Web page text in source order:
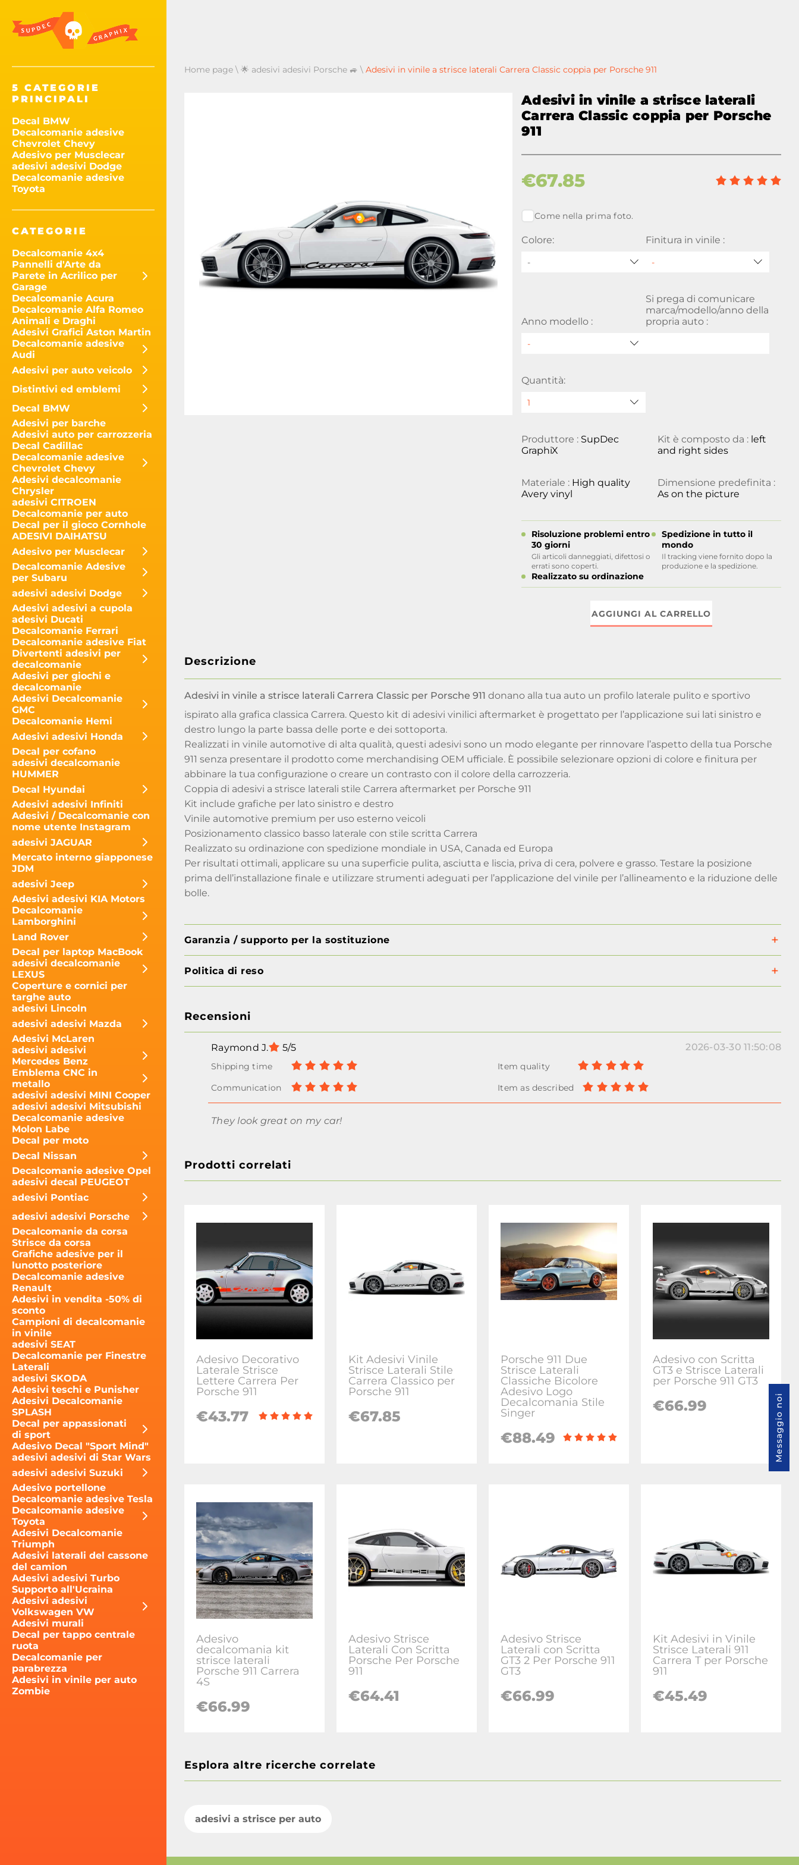
5 CATEGORIE
PRINCIPALI
Decal BMW
Decalcomanie adesive
Chevrolet Chevy
Adesivo per Musclecar
adesivi adesivi Dodge
Decalcomanie adesive
Toyota
CATEGORIE
Decalcomanie 4x4
Pannelli d'Arte da
Parete in Acrilico per
Garage
Decalcomanie Acura
Decalcomanie Alfa Romeo
Animali e Draghi
Adesivi Grafici Aston Martin
Decalcomanie adesive
Audi
Adesivi per auto veicolo
Distintivi ed emblemi
Decal BMW
Adesivi per barche
Adesivi auto per carrozzeria
Decal Cadillac
Decalcomanie adesive
Chevrolet Chevy
Adesivi decalcomanie
Chrysler
adesivi CITROEN
Decalcomanie per auto
Decal per il gioco Cornhole
ADESIVI DAIHATSU
Adesivo per Musclecar
Decalcomanie Adesive
per Subaru
adesivi adesivi Dodge
Adesivi adesivi a cupola
adesivi Ducati
Decalcomanie Ferrari
Decalcomanie adesive Fiat
Divertenti adesivi per
decalcomanie
Adesivi per giochi e
decalcomanie
Adesivi Decalcomanie
GMC
Decalcomanie Hemi
Adesivi adesivi Honda
Decal per cofano
adesivi decalcomanie
HUMMER
Decal Hyundai
Adesivi adesivi Infiniti
Adesivi / Decalcomanie con
nome utente Instagram
adesivi JAGUAR
Mercato interno giapponese
JDM
adesivi Jeep
Adesivi adesivi KIA Motors
Decalcomanie
Lamborghini
Land Rover
Decal per laptop MacBook
adesivi decalcomanie
LEXUS
Coperture e cornici per
targhe auto
adesivi Lincoln
adesivi adesivi Mazda
Adesivi McLaren
adesivi adesivi
Mercedes Benz
Emblema CNC in
metallo
adesivi adesivi MINI Cooper
adesivi adesivi Mitsubishi
Decalcomanie adesive
Molon Labe
Decal per moto
Decal Nissan
Decalcomanie adesive Opel
adesivi decal PEUGEOT
adesivi Pontiac
adesivi adesivi Porsche
Decalcomanie da corsa
Strisce da corsa
Grafiche adesive per il
lunotto posteriore
Decalcomanie adesive
Renault
Adesivi in ​​vendita -50% di
sconto
Campioni di decalcomanie
in vinile
adesivi SEAT
Decalcomanie per Finestre
Laterali
adesivi SKODA
Adesivi teschi e Punisher
Adesivi Decalcomanie
SPLASH
Decal per appassionati
di sport
Adesivo Decal "Sport Mind"
adesivi adesivi di Star Wars
adesivi adesivi Suzuki
Adesivo portellone
Decalcomanie adesive Tesla
Decalcomanie adesive
Toyota
Adesivi Decalcomanie
Triumph
Adesivi laterali del cassone
del camion
Adesivi adesivi Turbo
Supporto all'Ucraina
Adesivi adesivi
Volkswagen VW
Adesivi murali
Decal per tappo centrale
ruota
Decalcomanie per
parabrezza
Adesivi in vinile per auto
Zombie
Home page \ 🌟 adesivi adesivi Porsche 🚙 \ Adesivi in vinile a strisce laterali Carrera Classic coppia per Porsche 911
Adesivi in vinile a strisce laterali
Carrera Classic coppia per Porsche
911
€67.85
Come nella prima foto.
Colore:
-
Finitura in vinile :
Anno modello :
Si prega di comunicare
marca/modello/anno della
propria auto :
Quantità:
Produttore : SupDec
GraphiX
Kit è composto da : left
and right sides
Materiale : High quality
Avery vinyl
Dimensione predefinita :
As on the picture
Risoluzione problemi entro
30 giorni
Gli articoli danneggiati, difettosi o
errati sono coperti.
Spedizione in tutto il
mondo
Il tracking viene fornito dopo la
produzione e la spedizione.
Realizzato su ordinazione
AGGIUNGI AL CARRELLO
Descrizione
Adesivi in vinile a strisce laterali Carrera Classic per Porsche 911 donano alla tua auto un profilo laterale pulito e sportivo
ispirato alla grafica classica Carrera. Questo kit di adesivi vinilici aftermarket è progettato per l’applicazione sui lati sinistro e
destro lungo la parte bassa delle porte e dei sottoporta.
Realizzati in vinile automotive di alta qualità, questi adesivi sono un modo elegante per rinnovare l’aspetto della tua Porsche
911 senza presentare il prodotto come merchandising OEM ufficiale. È possibile selezionare opzioni di colore e finitura per
abbinare la tua configurazione o creare un contrasto con il colore della carrozzeria.
Coppia di adesivi a strisce laterali stile Carrera aftermarket per Porsche 911
Kit include grafiche per lato sinistro e destro
Vinile automotive premium per uso esterno veicoli
Posizionamento classico basso laterale con stile scritta Carrera
Realizzato su ordinazione con spedizione mondiale in USA, Canada ed Europa
Per risultati ottimali, applicare su una superficie pulita, asciutta e liscia, priva di cera, polvere e grasso. Testare la posizione
prima dell’installazione finale e utilizzare strumenti adeguati per l’applicazione del vinile per l’allineamento e la riduzione delle
bolle.
Garanzia / supporto per la sostituzione
Politica di reso
Recensioni
Raymond J. 5/5 2026-03-30 11:50:08
They look great on my car!
Prodotti correlati
Adesivo Decorativo
Laterale Strisce
Lettere Carrera Per
Porsche 911
€43.77
Kit Adesivi Vinile
Strisce Laterali Stile
Carrera Classico per
Porsche 911
€67.85
Porsche 911 Due
Strisce Laterali
Classiche Bicolore
Adesivo Logo
Decalcomania Stile
Singer
€88.49
Adesivo con Scritta
GT3 e Strisce Laterali
per Porsche 911 GT3
€66.99
Adesivo
decalcomania kit
strisce laterali
Porsche 911 Carrera
4S
€66.99
Adesivo Strisce
Laterali Con Scritta
Porsche Per Porsche
911
€64.41
Adesivo Strisce
Laterali con Scritta
GT3 2 Per Porsche 911
GT3
€66.99
Kit Adesivi in Vinile
Strisce Laterali 911
Carrera T per Porsche
911
€45.49
Esplora altre ricerche correlate
adesivi a strisce per auto
Messaggio noi